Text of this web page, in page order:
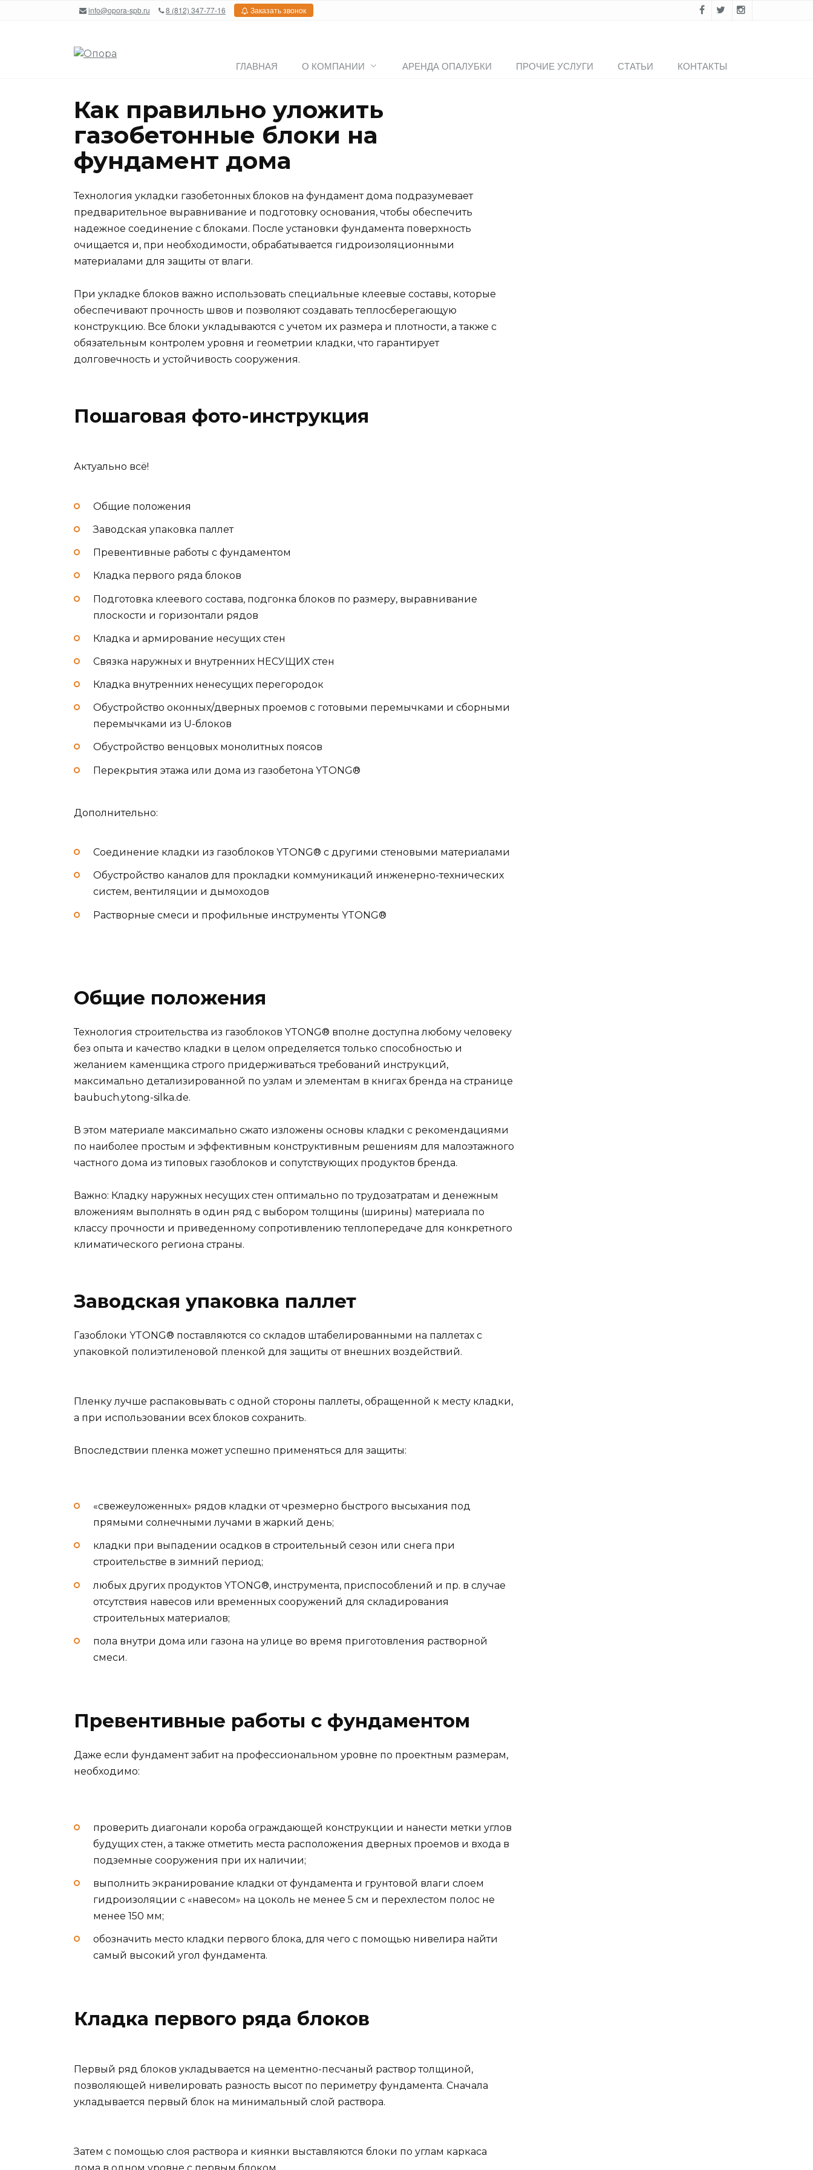
info@opora-spb.ru 8 (812) 347-77-16 Заказать звонок
ГЛАВНАЯ О КОМПАНИИ АРЕНДА ОПАЛУБКИ ПРОЧИЕ УСЛУГИ СТАТЬИ КОНТАКТЫ
Как правильно уложить
газобетонные блоки на
фундамент дома
Технология укладки газобетонных блоков на фундамент дома подразумевает
предварительное выравнивание и подготовку основания, чтобы обеспечить
надежное соединение с блоками. После установки фундамента поверхность
очищается и, при необходимости, обрабатывается гидроизоляционными
материалами для защиты от влаги.
При укладке блоков важно использовать специальные клеевые составы, которые
обеспечивают прочность швов и позволяют создавать теплосберегающую
конструкцию. Все блоки укладываются с учетом их размера и плотности, а также с
обязательным контролем уровня и геометрии кладки, что гарантирует
долговечность и устойчивость сооружения.
Пошаговая фото-инструкция
Актуально всё!
Общие положения
Заводская упаковка паллет
Превентивные работы с фундаментом
Кладка первого ряда блоков
Подготовка клеевого состава, подгонка блоков по размеру, выравнивание
плоскости и горизонтали рядов
Кладка и армирование несущих стен
Связка наружных и внутренних НЕСУЩИХ стен
Кладка внутренних ненесущих перегородок
Обустройство оконных/дверных проемов с готовыми перемычками и сборными
перемычками из U-блоков
Обустройство венцовых монолитных поясов
Перекрытия этажа или дома из газобетона YTONG®
Дополнительно:
Соединение кладки из газоблоков YTONG® с другими стеновыми материалами
Обустройство каналов для прокладки коммуникаций инженерно-технических
систем, вентиляции и дымоходов
Растворные смеси и профильные инструменты YTONG®
Общие положения
Технология строительства из газоблоков YTONG® вполне доступна любому человеку
без опыта и качество кладки в целом определяется только способностью и
желанием каменщика строго придерживаться требований инструкций,
максимально детализированной по узлам и элементам в книгах бренда на странице
baubuch.ytong-silka.de.
В этом материале максимально сжато изложены основы кладки с рекомендациями
по наиболее простым и эффективным конструктивным решениям для малоэтажного
частного дома из типовых газоблоков и сопутствующих продуктов бренда.
Важно: Кладку наружных несущих стен оптимально по трудозатратам и денежным
вложениям выполнять в один ряд с выбором толщины (ширины) материала по
классу прочности и приведенному сопротивлению теплопередаче для конкретного
климатического региона страны.
Заводская упаковка паллет
Газоблоки YTONG® поставляются со складов штабелированными на паллетах с
упаковкой полиэтиленовой пленкой для защиты от внешних воздействий.
Пленку лучше распаковывать с одной стороны паллеты, обращенной к месту кладки,
а при использовании всех блоков сохранить.
Впоследствии пленка может успешно применяться для защиты:
«свежеуложенных» рядов кладки от чрезмерно быстрого высыхания под
прямыми солнечными лучами в жаркий день;
кладки при выпадении осадков в строительный сезон или снега при
строительстве в зимний период;
любых других продуктов YTONG®, инструмента, приспособлений и пр. в случае
отсутствия навесов или временных сооружений для складирования
строительных материалов;
пола внутри дома или газона на улице во время приготовления растворной
смеси.
Превентивные работы с фундаментом
Даже если фундамент забит на профессиональном уровне по проектным размерам,
необходимо:
проверить диагонали короба ограждающей конструкции и нанести метки углов
будущих стен, а также отметить места расположения дверных проемов и входа в
подземные сооружения при их наличии;
выполнить экранирование кладки от фундамента и грунтовой влаги слоем
гидроизоляции с «навесом» на цоколь не менее 5 см и перехлестом полос не
менее 150 мм;
обозначить место кладки первого блока, для чего с помощью нивелира найти
самый высокий угол фундамента.
Кладка первого ряда блоков
Первый ряд блоков укладывается на цементно-песчаный раствор толщиной,
позволяющей нивелировать разность высот по периметру фундамента. Сначала
укладывается первый блок на минимальный слой раствора.
Затем с помощью слоя раствора и киянки выставляются блоки по углам каркаса
дома в одном уровне с первым блоком.